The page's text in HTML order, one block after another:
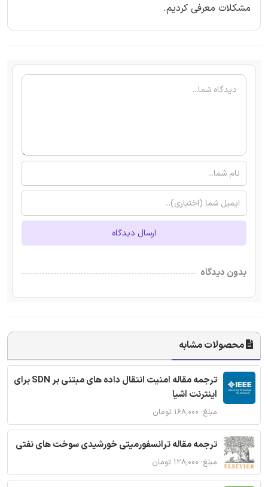
مشکلات معرفی کردیم.
ارسال دیدگاه
بدون دیدگاه
محصولات مشابه
ترجمه مقاله امنیت انتقال داده های مبتنی بر SDN برای
اینترنت اشیا
مبلغ: ۱۶۸,۰۰۰ تومان
ترجمه مقاله ترانسفورمیتی خورشیدی سوخت های نفتی
مبلغ: ۱۲۸,۰۰۰ تومان